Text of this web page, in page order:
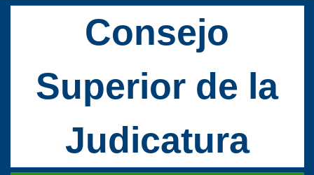
Consejo
Superior de la
Judicatura